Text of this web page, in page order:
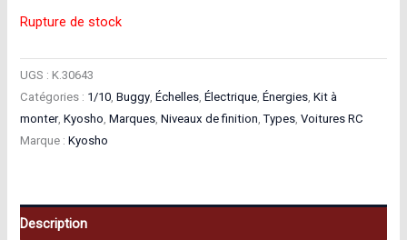
Rupture de stock
UGS :K.30643
Catégories : 1/10,Buggy,Échelles,Électrique,Énergies,Kit à
monter,Kyosho,Marques,Niveaux de finition,Types,Voitures RC
Marque :Kyosho
Description